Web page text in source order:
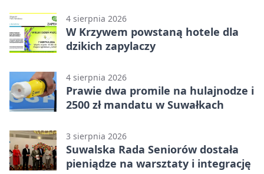
4 sierpnia 2026
W Krzywem powstaną hotele dla
dzikich zapylaczy
4 sierpnia 2026
Prawie dwa promile na hulajnodze i
2500 zł mandatu w Suwałkach
3 sierpnia 2026
Suwalska Rada Seniorów dostała
pieniądze na warsztaty i integrację